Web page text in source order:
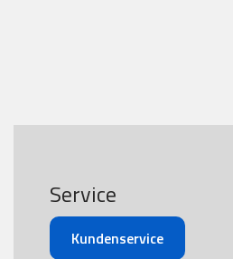
Service
Kundenservice